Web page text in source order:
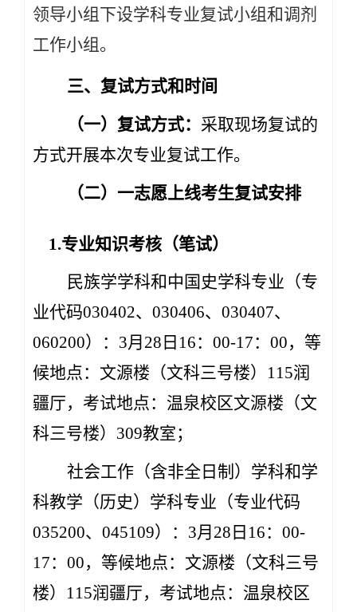
领导小组下设学科专业复试小组和调剂
工作小组。
三、复试方式和时间
（一）复试方式： 采取现场复试的
方式开展本次专业复试工作。
（二）一志愿上线考生复试安排
1.专业知识考核（笔试）
民族学学科和中国史学科专业（专
业代码030402、030406、030407、
060200）：3月28日16：00-17：00，等
候地点：文源楼（文科三号楼）115润
疆厅，考试地点：温泉校区文源楼（文
科三号楼）309教室；
社会工作（含非全日制）学科和学
科教学（历史）学科专业（专业代码
035200、045109）：3月28日16：00-
17：00，等候地点：文源楼（文科三号
楼）115润疆厅，考试地点：温泉校区